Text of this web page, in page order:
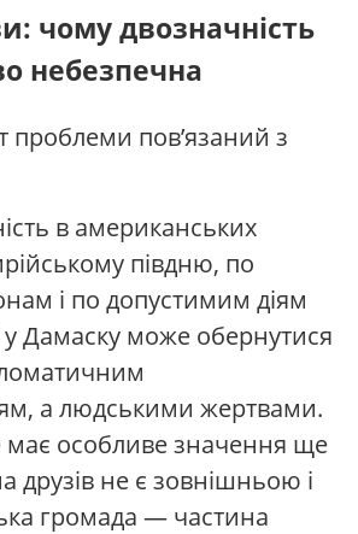
чому двозначність
небезпечна
проблеми пов’язаний з
в американських
півдню, по
і по допустимим діям
Дамаску може обернутися
а людськими жертвами.
має особливе значення ще
друзів не є зовнішньою і
громада — частина